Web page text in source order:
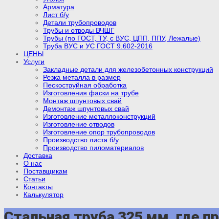
Арматура
Лист б/у
Детали трубопроводов
Трубы и отводы ВЧШГ
Трубы (по ГОСТ, ТУ, с ВУС, ЦПП, ППУ, Лежалые)
Труба ВУС и УС ГОСТ 9.602-2016
ЦЕНЫ
Услуги
Закладные детали для железобетонных конструкций
Резка металла в размер
Пескоструйная обработка
Изготовления фаски на трубе
Монтаж шпунтовых свай
Демонтаж шпунтовых свай
Изготовление металлоконструкций
Изготовление отводов
Изготовление опор трубопроводов
Производство листа б/у
Производство пиломатериалов
Доставка
О нас
Поставщикам
Статьи
Контакты
Калькулятор